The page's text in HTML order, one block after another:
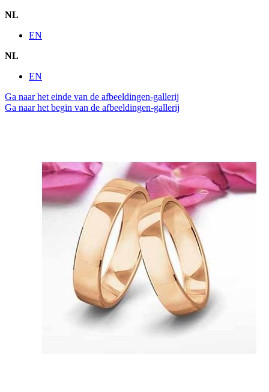
NL
EN
NL
EN
Ga naar het einde van de afbeeldingen-gallerij
Ga naar het begin van de afbeeldingen-gallerij